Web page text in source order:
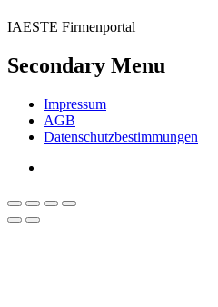
IAESTE Firmenportal
Secondary Menu
Impressum
AGB
Datenschutzbestimmungen